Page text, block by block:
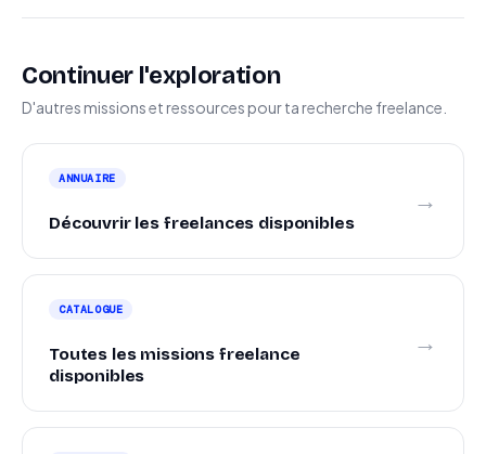
Continuer l'exploration
D'autres missions et ressources pour ta recherche freelance.
ANNUAIRE
Découvrir les freelances disponibles
→
CATALOGUE
Toutes les missions freelance
disponibles
→